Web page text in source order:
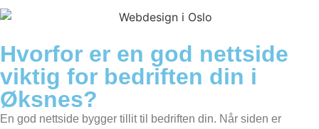
Hvorfor er en god nettside
viktig for bedriften din i
Øksnes?
En god nettside bygger tillit til bedriften din. Når siden er